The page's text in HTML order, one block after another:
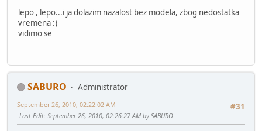
lepo , lepo...i ja dolazim nazalost bez modela, zbog nedostatka
vremena :)
vidimo se
SABURO
Administrator
#31
September 26, 2010, 02:22:02 AM
Last Edit: September 26, 2010, 02:26:27 AM by SABURO